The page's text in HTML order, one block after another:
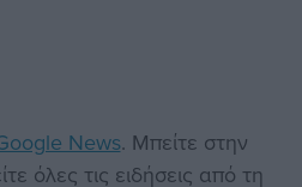
News. Μπείτε στην
όλες τις ειδήσεις από τη